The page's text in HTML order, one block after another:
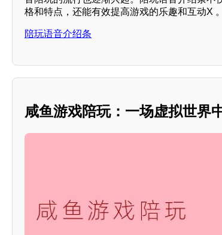
格和特点，还能有效提高游戏的乐趣和互动X 。
陪玩语音介绍条
咸鱼游戏陪玩：一场虚拟世界